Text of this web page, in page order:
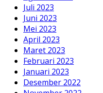
Juli 2023
Juni 2023
Mei 2023
April 2023
Maret 2023
Februari 2023
Januari 2023
Desember 2022